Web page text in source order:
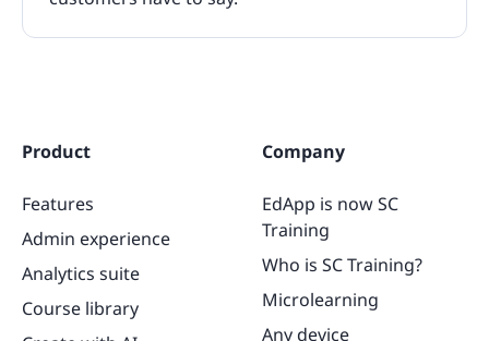
Product
Features
Admin experience
Analytics suite
Course library
Company
EdApp is now SC
Training
Who is SC Training?
Microlearning
Any device